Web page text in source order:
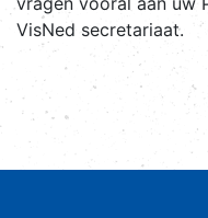
VisNed secretariaat.